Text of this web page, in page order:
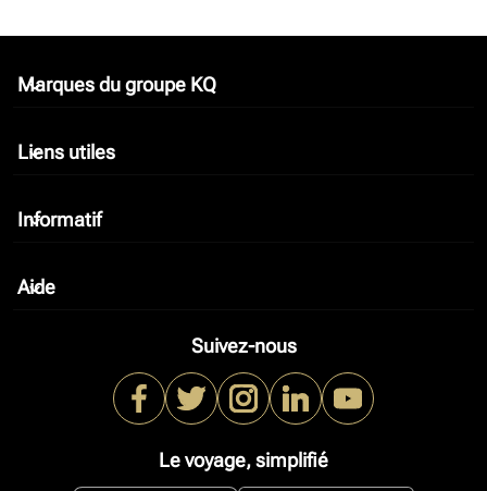
Marques du groupe KQ
keyboard_arrow_down
Liens utiles
keyboard_arrow_down
Informatif
keyboard_arrow_down
Aide
keyboard_arrow_down
Suivez-nous
Le voyage, simplifié